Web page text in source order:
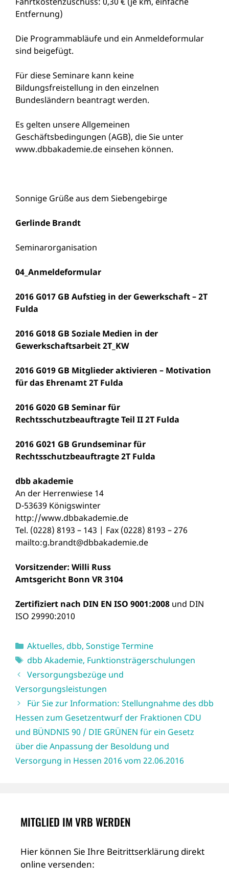
Entfernung)
Die Programmabläufe und ein Anmeldeformular
sind beigefügt.
Für diese Seminare kann keine
Bildungsfreistellung in den einzelnen
Bundesländern beantragt werden.
Es gelten unsere Allgemeinen
Geschäftsbedingungen (AGB), die Sie unter
www.dbbakademie.de einsehen können.
Sonnige Grüße aus dem Siebengebirge
Gerlinde Brandt
Seminarorganisation
04_Anmeldeformular
2016 G017 GB Aufstieg in der Gewerkschaft – 2T
Fulda
2016 G018 GB Soziale Medien in der
Gewerkschaftsarbeit 2T_KW
2016 G019 GB Mitglieder aktivieren – Motivation
für das Ehrenamt 2T Fulda
2016 G020 GB Seminar für
Rechtsschutzbeauftragte Teil II 2T Fulda
2016 G021 GB Grundseminar für
Rechtsschutzbeauftragte 2T Fulda
dbbakademie
An der Herrenwiese 14
D-53639 Königswinter
http://www.dbbakademie.de
Tel. (0228) 8193 – 143 | Fax (0228) 8193 – 276
mailto:g.brandt@dbbakademie.de
Vorsitzender: Willi Russ
Amtsgericht Bonn VR 3104
Zertifiziert nach DIN EN ISO 9001:2008 und DIN
ISO 29990:2010
Kategorien
Aktuelles, dbb, Sonstige Termine
Schlagwörter
dbb Akademie, Funktionsträgerschulungen
Versorgungsbezüge und
Versorgungsleistungen
Für Sie zur Information: Stellungnahme des dbb
Hessen zum Gesetzentwurf der Fraktionen CDU
und BÜNDNIS 90 / DIE GRÜNEN für ein Gesetz
über die Anpassung der Besoldung und
Versorgung in Hessen 2016 vom 22.06.2016
MITGLIED IM VRB WERDEN
Hier können Sie Ihre Beitrittserklärung direkt
online versenden: